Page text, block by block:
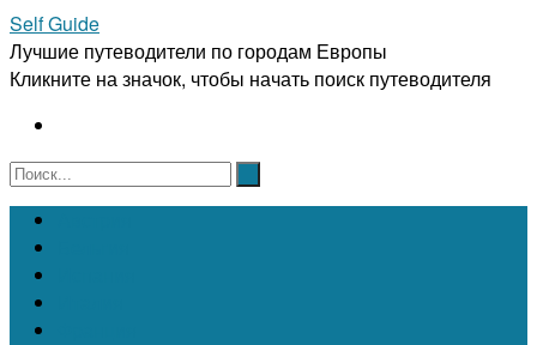
Self Guide
Лучшие путеводители по городам Европы
Кликните на значок, чтобы начать поиск путеводителя